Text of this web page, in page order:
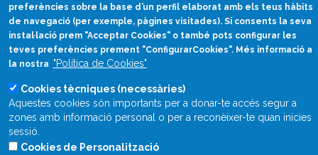
Què és Divulcat?
Inicia sessió
preferències sobre la base d’un perfil elaborat amb els teus hàbits
de navegació (per exemple, pàgines visitades). Si consents la seva
instal·lació prem "Acceptar Cookies" o també pots configurar les
teves preferències prement "ConfigurarCookies". Més informació a
la nostra "Política de Cookies"
Cookies tècniques (necessàries)
Aquestes cookies són importants per a donar-te accés segur a
zones amb informació personal o per a reconèixer-te quan inicies
sessió.
Cookies de Personalització